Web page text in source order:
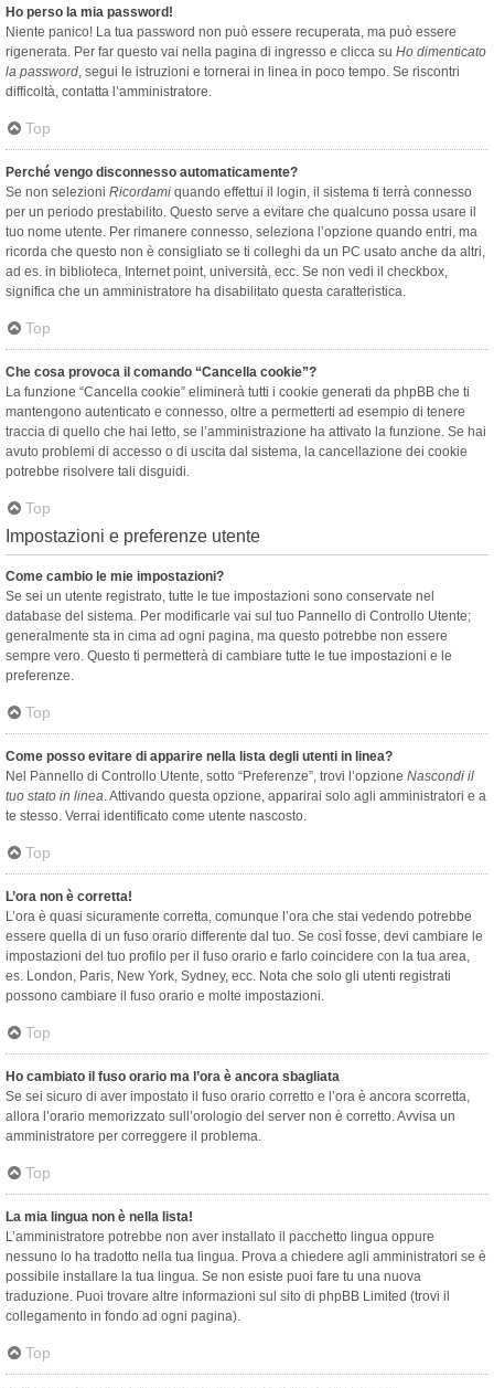
Ho perso la mia password!
Niente panico! La tua password non può essere recuperata, ma può essere
rigenerata. Per far questo vai nella pagina di ingresso e clicca su Ho dimenticato
la password, segui le istruzioni e tornerai in linea in poco tempo. Se riscontri
difficoltà, contatta l’amministratore.
Top
Perché vengo disconnesso automaticamente?
Se non selezioni Ricordami quando effettui il login, il sistema ti terrà connesso
per un periodo prestabilito. Questo serve a evitare che qualcuno possa usare il
tuo nome utente. Per rimanere connesso, seleziona l’opzione quando entri, ma
ricorda che questo non è consigliato se ti colleghi da un PC usato anche da altri,
ad es. in biblioteca, Internet point, università, ecc. Se non vedi il checkbox,
significa che un amministratore ha disabilitato questa caratteristica.
Top
Che cosa provoca il comando “Cancella cookie”?
La funzione “Cancella cookie” eliminerà tutti i cookie generati da phpBB che ti
mantengono autenticato e connesso, oltre a permetterti ad esempio di tenere
traccia di quello che hai letto, se l’amministrazione ha attivato la funzione. Se hai
avuto problemi di accesso o di uscita dal sistema, la cancellazione dei cookie
potrebbe risolvere tali disguidi.
Top
Impostazioni e preferenze utente
Come cambio le mie impostazioni?
Se sei un utente registrato, tutte le tue impostazioni sono conservate nel
database del sistema. Per modificarle vai sul tuo Pannello di Controllo Utente;
generalmente sta in cima ad ogni pagina, ma questo potrebbe non essere
sempre vero. Questo ti permetterà di cambiare tutte le tue impostazioni e le
preferenze.
Top
Come posso evitare di apparire nella lista degli utenti in linea?
Nel Pannello di Controllo Utente, sotto “Preferenze”, trovi l’opzione Nascondi il
tuo stato in linea. Attivando questa opzione, apparirai solo agli amministratori e a
te stesso. Verrai identificato come utente nascosto.
Top
L’ora non è corretta!
L’ora è quasi sicuramente corretta, comunque l’ora che stai vedendo potrebbe
essere quella di un fuso orario differente dal tuo. Se così fosse, devi cambiare le
impostazioni del tuo profilo per il fuso orario e farlo coincidere con la tua area,
es. London, Paris, New York, Sydney, ecc. Nota che solo gli utenti registrati
possono cambiare il fuso orario e molte impostazioni.
Top
Ho cambiato il fuso orario ma l’ora è ancora sbagliata
Se sei sicuro di aver impostato il fuso orario corretto e l’ora è ancora scorretta,
allora l’orario memorizzato sull’orologio del server non è corretto. Avvisa un
amministratore per correggere il problema.
Top
La mia lingua non è nella lista!
L’amministratore potrebbe non aver installato il pacchetto lingua oppure
nessuno lo ha tradotto nella tua lingua. Prova a chiedere agli amministratori se è
possibile installare la tua lingua. Se non esiste puoi fare tu una nuova
traduzione. Puoi trovare altre informazioni sul sito di phpBB Limited (trovi il
collegamento in fondo ad ogni pagina).
Top